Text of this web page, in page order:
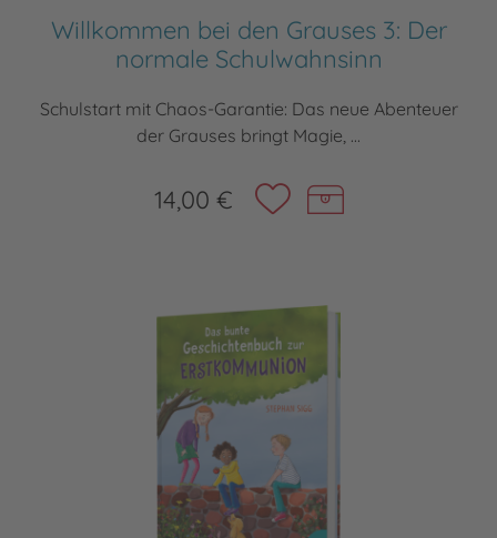
Willkommen bei den Grauses 3: Der
normale Schulwahnsinn
Schulstart mit Chaos-Garantie: Das neue Abenteuer
der Grauses bringt Magie, ...
14,00 €